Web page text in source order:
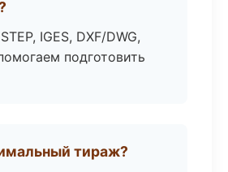
IGES, DXF/DWG,
подготовить
тираж?